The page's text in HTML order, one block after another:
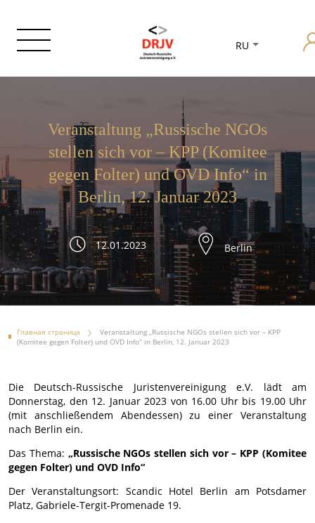
RU
Veranstaltung „Russische NGOs
stellen sich vor – KPP (Komitee
gegen Folter) und OVD Info“ in
Berlin, 12. Januar 2023
12.01.2023 Berlin
Главная страница
Veranstaltung „Russische NGOs stellen sich vor – KPP
(Komitee gegen Folter) und OVD Info“ in Berlin, 12. Januar 2023
Die Deutsch-Russische Juristenvereinigung e.V. lädt am
Donnerstag, den 12. Januar 2023 von 16.00 Uhr bis 19.00 Uhr
(mit anschließendem Abendessen) zu einer Veranstaltung
nach Berlin ein.
Das Thema: „Russische NGOs stellen sich vor – KPP (Komitee
gegen Folter) und OVD Info“
Der Veranstaltungsort: Scandic Hotel Berlin am Potsdamer
Platz, Gabriele-Tergit-Promenade 19.